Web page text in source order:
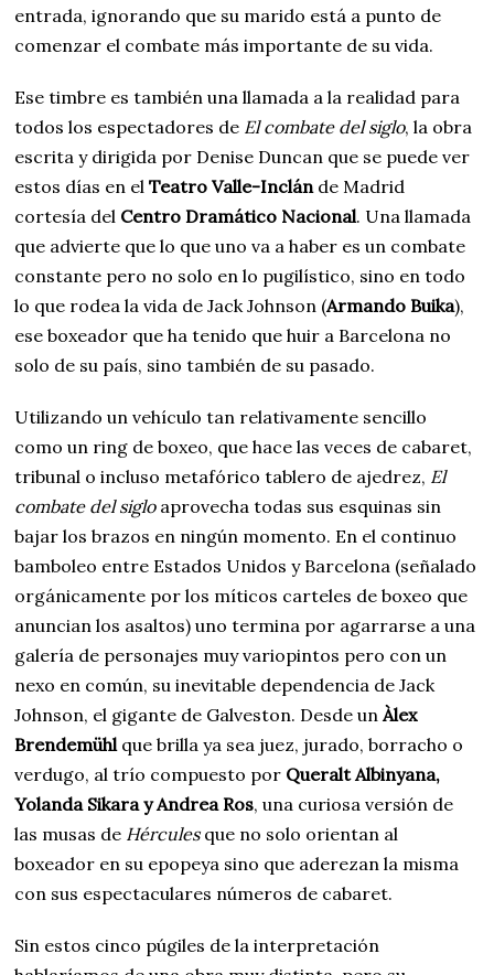
entrada, ignorando que su marido está a punto de
comenzar el combate más importante de su vida.
Ese timbre es también una llamada a la realidad para
todos los espectadores de El combate del siglo, la obra
escrita y dirigida por Denise Duncan que se puede ver
estos días en el Teatro Valle-Inclánde Madrid
cortesía del Centro Dramático Nacional. Una llamada
que advierte que lo que uno va a haber es un combate
constante pero no solo en lo pugilístico, sino en todo
lo que rodea la vida de Jack Johnson (Armando Buika),
ese boxeador que ha tenido que huir a Barcelona no
solo de su país, sino también de su pasado.
Utilizando un vehículo tan relativamente sencillo
como un ring de boxeo, que hace las veces de cabaret,
tribunal o incluso metafórico tablero de ajedrez, El
combate del sigloaprovecha todas sus esquinas sin
bajar los brazos en ningún momento. En el continuo
bamboleo entre Estados Unidos y Barcelona (señalado
orgánicamente por los míticos carteles de boxeo que
anuncian los asaltos) uno termina por agarrarse a una
galería de personajes muy variopintos pero con un
nexo en común, su inevitable dependencia de Jack
Johnson, el gigante de Galveston. Desde unÀlex
Brendemühlque brilla ya sea juez, jurado, borracho o
verdugo, al trío compuesto por Queralt Albinyana,
Yolanda Sikara y Andrea Ros, una curiosa versión de
las musas de Hércules que no solo orientan al
boxeador en su epopeya sino que aderezan la misma
con sus espectaculares números de cabaret.
Sin estos cinco púgiles de la interpretación